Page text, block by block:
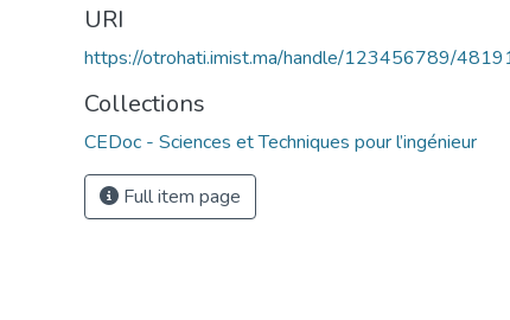
URI
https://otrohati.imist.ma/handle/123456789/
Collections
CEDoc - Sciences et Techniques pour l’ingénieur
Full item page